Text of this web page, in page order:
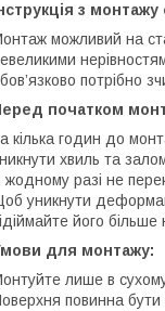
з
можливий на
потрібно
початком
кілька годин до
хвиль та
жодному разі не
уникнути
його
для монтажу:
лише в
повинна